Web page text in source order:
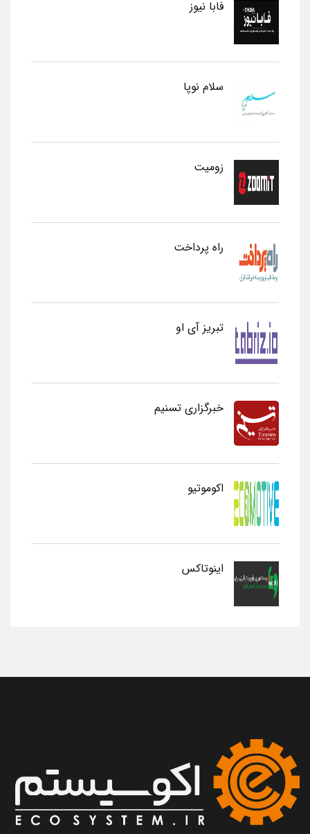
فابا نیوز
سلام نوپا
زومیت
راه پرداخت
تبریز آی او
خبرگزاری تسنیم
اکوموتیو
اینوتاکس